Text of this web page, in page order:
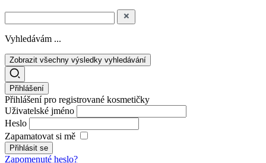
Vyhledávám ...
Zobrazit všechny výsledky vyhledávání
Přihlášení
Přihlášení pro registrované kosmetičky
Uživatelské jméno
Heslo
Zapamatovat si mě
Zapomenuté heslo?